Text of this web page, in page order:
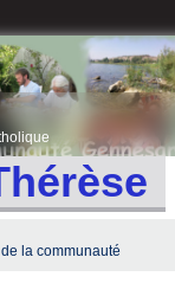
la communauté